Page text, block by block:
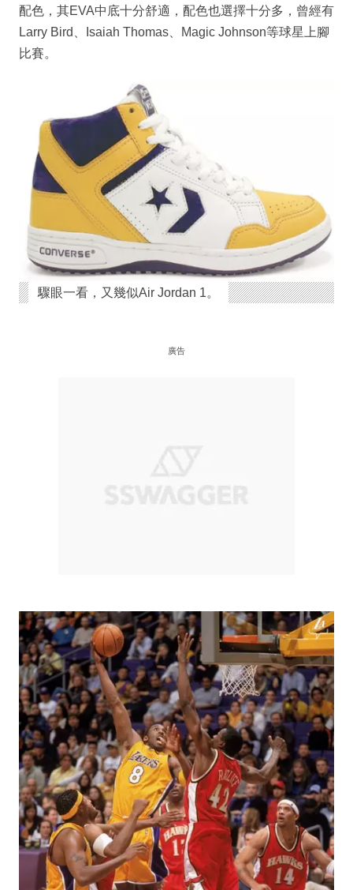
配色，其EVA中底十分舒適，配色也選擇十分多，曾經有
Larry Bird、Isaiah Thomas、Magic Johnson等球星上腳
比賽。
驟眼一看，又幾似Air Jordan 1。
廣告